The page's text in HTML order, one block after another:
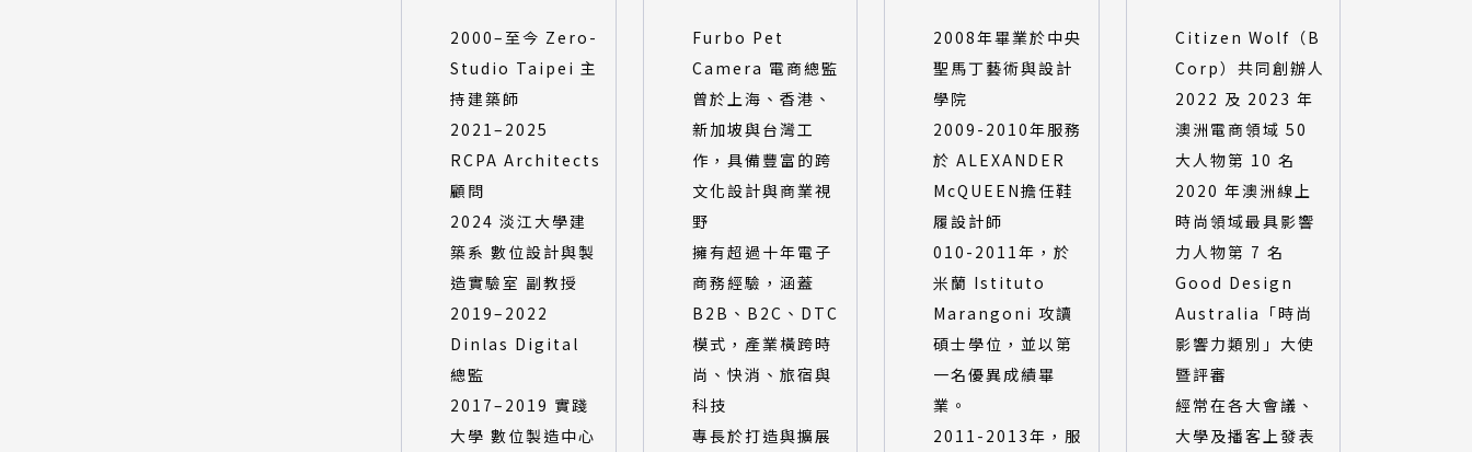
2000–至今 Zero-
Studio Taipei 主
持建築師
2021–2025
RCPA Architects
顧問
2024 淡江大學建
築系 數位設計與製
造實驗室 副教授
2019–2022
Dinlas Digital
總監
2017–2019 實踐
大學 數位製造中心
Furbo Pet
Camera 電商總監
曾於上海、香港、
新加坡與台灣工
作，具備豐富的跨
文化設計與商業視
野
擁有超過十年電子
商務經驗，涵蓋
B2B、B2C、DTC
模式，產業橫跨時
尚、快消、旅宿與
科技
專長於打造與擴展
2008年畢業於中央
聖馬丁藝術與設計
學院
2009-2010年服務
於 ALEXANDER
McQUEEN擔任鞋
履設計師
010-2011年，於
米蘭 Istituto
Marangoni 攻讀
碩士學位，並以第
一名優異成績畢
業。
2011-2013年，服
Citizen Wolf（B
Corp）共同創辦人
2022 及 2023 年
澳洲電商領域 50
大人物第 10 名
2020 年澳洲線上
時尚領域最具影響
力人物第 7 名
Good Design
Australia「時尚
影響力類別」大使
暨評審
經常在各大會議、
大學及播客上發表